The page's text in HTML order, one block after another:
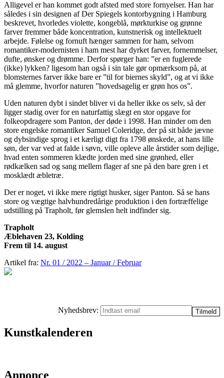
Alligevel er han kommet godt afsted med store fornyelser. Han har
således i sin designen af Der Spiegels kontorbygning i Hamburg
beskrevet, hvorledes violette, kongeblå, mørkturkise og grønne
farver fremmer både koncentration, kunstnerisk og intellektuelt
arbejde. Følelse og fornuft hænger sammen for ham, selvom
romantiker-modernisten i ham mest har dyrket farver, fornemmelser,
dufte, ønsker og drømme. Derfor spørger han: ”er en fuglerede
(ikke) lykken? ligesom han også i sin tale gør opmærksom på, at
blomsternes farver ikke bare er ”til for biernes skyld”, og at vi ikke
må glemme, hvorfor naturen ”hovedsagelig er grøn hos os”.
Uden naturen dybt i sindet bliver vi da heller ikke os selv, så der
ligger stadig over for en naturfattig slægt en stor opgave for
folkeopdragere som Panton, der døde i 1998. Han minder om den
store engelske romantiker Samuel Coleridge, der på sit både jævne
og dybsindige sprog i et kærligt digt fra 1798 ønskede, at hans lille
søn, der var ved at falde i søvn, ville opleve alle årstider som dejlige,
hvad enten sommeren klædte jorden med sine grønhed, eller
rødkælken sad og sang mellem flager af sne på den bare gren i et
mosklædt æbletræ.
Der er noget, vi ikke mere rigtigt husker, siger Panton. Så se hans
store og vægtige halvhundredårige produktion i den fortræffelige
udstilling på Trapholt, før glemslen helt indfinder sig.
Trapholt
Æblehaven 23, Kolding
Frem til 14. august
Artikel fra: Nr. 01 / 2022 – Januar / Februar
Nyhedsbrev:
Kunstkalenderen
Annonce